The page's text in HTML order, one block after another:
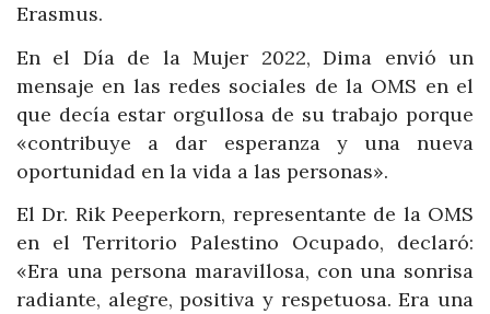
Erasmus.
En el Día de la Mujer 2022, Dima envió un
mensaje en las redes sociales de la OMS en el
que decía estar orgullosa de su trabajo porque
«contribuye a dar esperanza y una nueva
oportunidad en la vida a las personas».
El Dr. Rik Peeperkorn, representante de la OMS
en el Territorio Palestino Ocupado, declaró:
«Era una persona maravillosa, con una sonrisa
radiante, alegre, positiva y respetuosa. Era una